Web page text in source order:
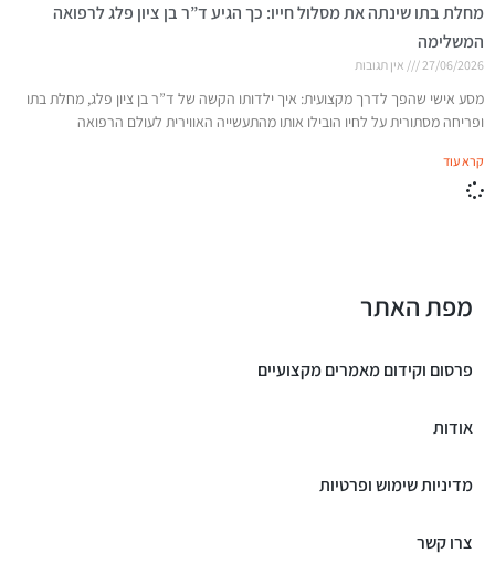
מחלת בתו שינתה את מסלול חייו: כך הגיע ד”ר בן ציון פלג לרפואה
המשלימה
27/06/2026 אין תגובות
מסע אישי שהפך לדרך מקצועית: איך ילדותו הקשה של ד”ר בן ציון פלג, מחלת בתו
ופריחה מסתורית על לחיו הובילו אותו מהתעשייה האווירית לעולם הרפואה
קרא עוד
מפת האתר
פרסום וקידום מאמרים מקצועיים
אודות
מדיניות שימוש ופרטיות
צרו קשר